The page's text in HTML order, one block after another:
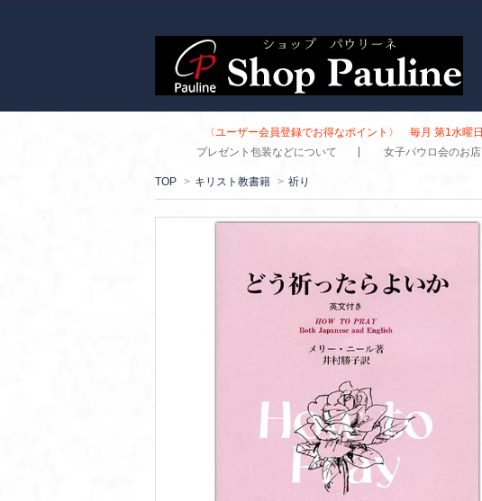
〈ユーザー会員登録でお得なポイント〉 毎月 第1水
プレゼント包装などについて
女子パウロ会のお店
TOP > キリスト教書籍 > 祈り